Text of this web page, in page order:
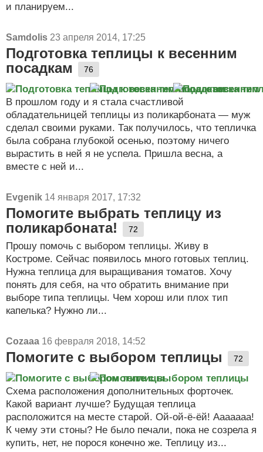
и планируем...
Samdolis 23 апреля 2014, 17:25
Подготовка теплицы к весенним
посадкам
76
В прошлом году и я стала счастливой
обладательницей теплицы из поликарбоната — муж
сделал своими руками. Так получилось, что тепличка
была собрана глубокой осенью, поэтому ничего
вырастить в ней я не успела. Пришла весна, а
вместе с ней и...
Evgenik 14 января 2017, 17:32
Помогите выбрать теплицу из
поликарбоната!
72
Прошу помочь с выбором теплицы. Живу в
Костроме. Сейчас появилось много готовых теплиц.
Нужна теплица для выращивания томатов. Хочу
понять для себя, на что обратить внимание при
выборе типа теплицы. Чем хорош или плох тип
капелька? Нужно ли...
Cozaaa 16 февраля 2018, 14:52
Помогите с выбором теплицы 72
Схема расположения дополнительных форточек.
Какой вариант лучше? Будущая теплица
расположится на месте старой. Ой-ой-ё-ёй! Ааааааа!
К чему эти стоны? Не было печали, пока не созрела я
купить, нет, не порося конечно же. Теплицу из...